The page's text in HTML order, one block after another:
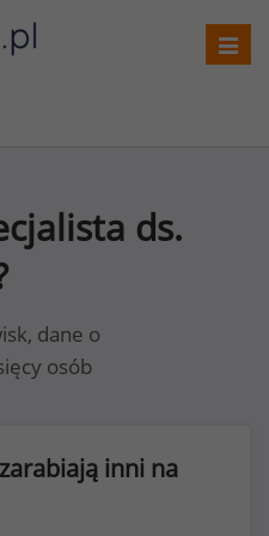
ds.
dane o
osób
inni na